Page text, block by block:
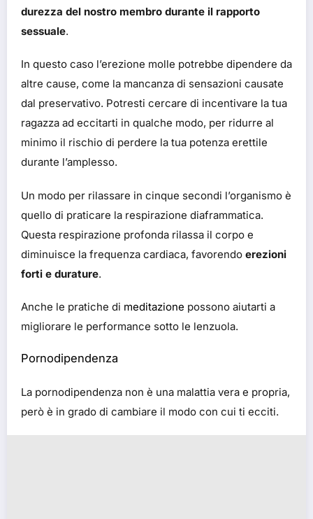
durezza del nostro membro durante il rapporto
sessuale.
In questo caso l’erezione molle potrebbe dipendere da
altre cause, come la mancanza di sensazioni causate
dal preservativo. Potresti cercare di incentivare la tua
ragazza ad eccitarti in qualche modo, per ridurre al
minimo il rischio di perdere la tua potenza erettile
durante l’amplesso.
Un modo per rilassare in cinque secondi l’organismo è
quello di praticare la respirazione diaframmatica.
Questa respirazione profonda rilassa il corpo e
diminuisce la frequenza cardiaca, favorendo erezioni
forti e durature.
Anche le pratiche di meditazione possono aiutarti a
migliorare le performance sotto le lenzuola.
Pornodipendenza
La pornodipendenza non è una malattia vera e propria,
però è in grado di cambiare il modo con cui ti ecciti.